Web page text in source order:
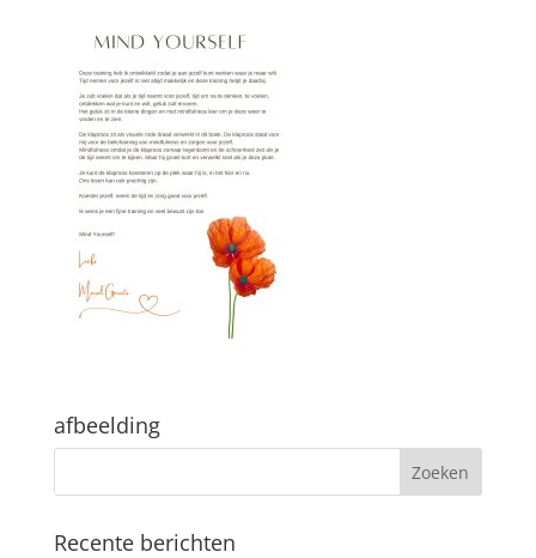
afbeelding
Recente berichten